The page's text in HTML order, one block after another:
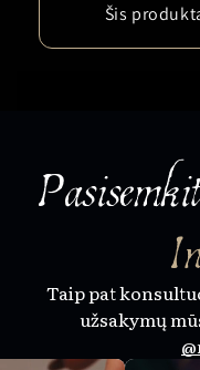
Šis
Taip pat
užsakymų